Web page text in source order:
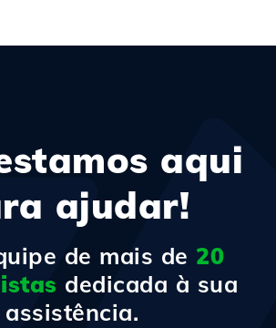
aqui
ajudar!
de mais de 20
dedicada à sua
assistência.